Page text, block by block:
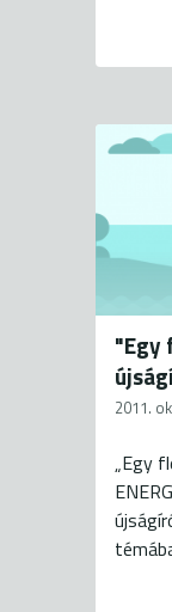
"Egy
2011.
„Egy